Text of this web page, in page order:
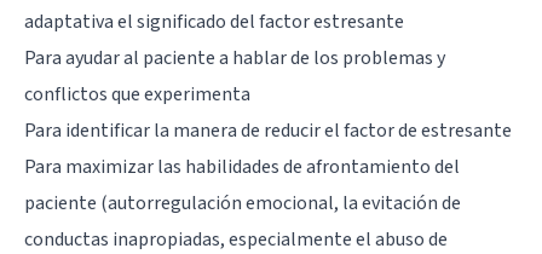
adaptativa el significado del factor estresante
Para ayudar al paciente a hablar de los problemas y
conflictos que experimenta
Para identificar la manera de reducir el factor de estresante
Para maximizar las habilidades de afrontamiento del
paciente (autorregulación emocional, la evitación de
conductas inapropiadas, especialmente el abuso de